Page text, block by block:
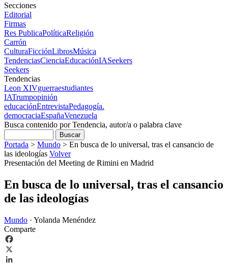
Secciones
Editorial
Firmas
Res PublicaPolíticaReligión
Carrón
CulturaFicciónLibrosMúsica
TendenciasCienciaEducaciónIASeekers
Seekers
Tendencias
Leon XIVguerraestudiantes
IATrumpopinión
educaciónEntrevistaPedagogía.
democraciaEspañaVenezuela
Busca contenido por Tendencia, autor/a o palabra clave
Portada > Mundo > En busca de lo universal, tras el cansancio de
las ideologías Volver
Presentación del Meeting de Rimini en Madrid
En busca de lo universal, tras el cansancio
de las ideologías
Mundo · Yolanda Menéndez
Comparte
Facebook
X